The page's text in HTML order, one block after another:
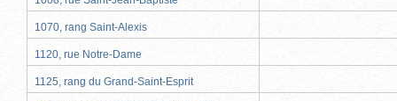
1070, rang Saint-Alexis
1120, rue Notre-Dame
1125, rang du Grand-Saint-Esprit